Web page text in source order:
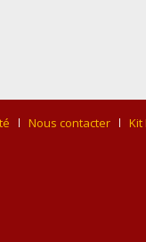
Nous contacter Kit